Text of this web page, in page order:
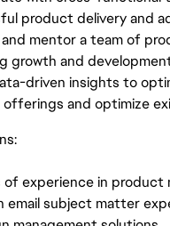
product delivery and
and mentor a team of
growth and
driven insights to
and optimize
of experience in product
email subject matter